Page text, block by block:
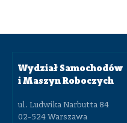
Wydział Samochodów
i Maszyn Roboczych
ul. Ludwika Narbutta 84
02-524 Warszawa